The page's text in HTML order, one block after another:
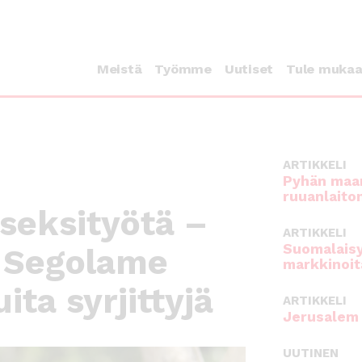
Meistä Työmme Uutiset Tule
–
syrjittyjä
ARTIKKELI
Pyhän
ARTIKKELI
ARTIKKELI
UUTINEN